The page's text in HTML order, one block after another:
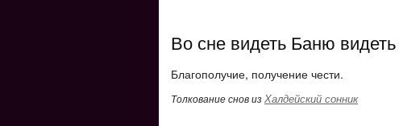
Во сне видеть Баню
Благополучие, получение чести.
Толкование снов изХалдейский сонник